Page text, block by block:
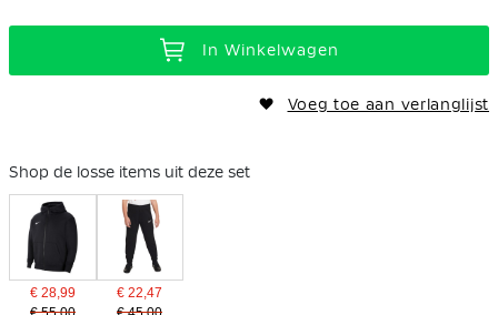
In Winkelwagen
Voeg toe aan verlanglijst
Shop de losse items uit deze set
€ 28,99
€ 22,47